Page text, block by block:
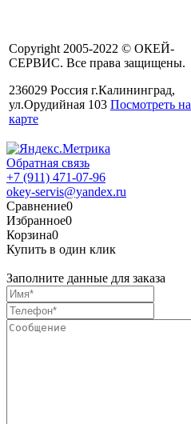
Copyright 2005-2022 © ОКЕЙ-
СЕРВИС. Все права защищены.
236029 Россия г.Калининград,
ул.Орудийная 103 Посмотреть на
карте
Обратная связь
+7 (911) 471-07-96
okey-servis@yandex.ru
Сравнение0
Избранное0
Корзина0
Купить в один клик
Заполните данные для заказа